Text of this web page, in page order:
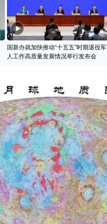
国新办就加快推动“十五五”时期退役军
人工作高质量发展情况举行发布会